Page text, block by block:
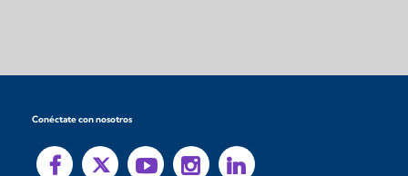
Conéctate con nosotros